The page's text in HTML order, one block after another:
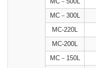
MC－300L
MC-220L
MC-200L
MC－150L